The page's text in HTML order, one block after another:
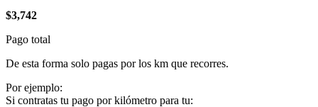
$3,742
Pago total
De esta forma solo pagas por los km que recorres.
Por ejemplo:
Si contratas tu pago por kilómetro para tu: